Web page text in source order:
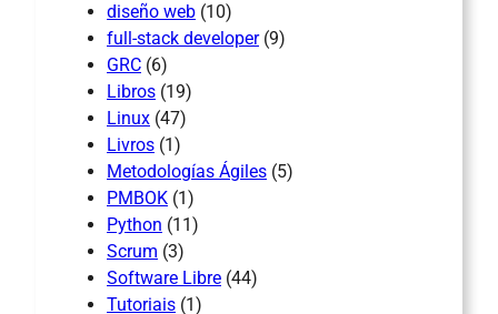
diseño web (10)
full-stack developer(9)
GRC (6)
Libros (19)
Linux (47)
Livros (1)
Metodologías Ágiles (5)
PMBOK (1)
Python (11)
Scrum (3)
Software Libre (44)
Tutoriais (1)